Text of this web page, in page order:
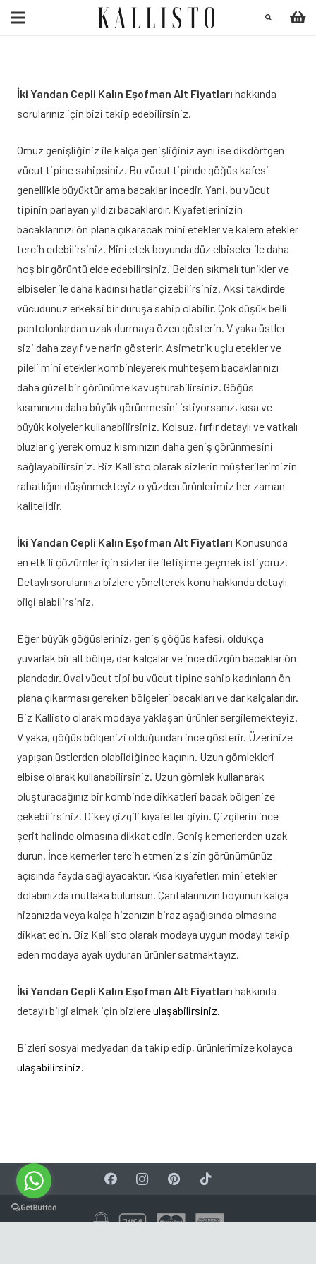
İki Yandan Cepli Kalın Eşofman Alt Fiyatları hakkında
sorularınız için bizi takip edebilirsiniz.
Omuz genişliğiniz ile kalça genişliğiniz aynı ise dikdörtgen
vücut tipine sahipsiniz. Bu vücut tipinde göğüs kafesi
genellikle büyüktür ama bacaklar incedir. Yani, bu vücut
tipinin parlayan yıldızı bacaklardır. Kıyafetlerinizin
bacaklarınızı ön plana çıkaracak mini etekler ve kalem etekler
tercih edebilirsiniz. Mini etek boyunda düz elbiseler ile daha
hoş bir görüntü elde edebilirsiniz. Belden sıkmalı tunikler ve
elbiseler ile daha kadınsı hatlar çizebilirsiniz. Aksi takdirde
vücudunuz erkeksi bir duruşa sahip olabilir. Çok düşük belli
pantolonlardan uzak durmaya özen gösterin. V yaka üstler
sizi daha zayıf ve narin gösterir. Asimetrik uçlu etekler ve
pileli mini etekler kombinleyerek muhteşem bacaklarınızı
daha güzel bir görünüme kavuşturabilirsiniz. Göğüs
kısmınızın daha büyük görünmesini istiyorsanız, kısa ve
büyük kolyeler kullanabilirsiniz. Kolsuz, fırfır detaylı ve vatkalı
bluzlar giyerek omuz kısmınızın daha geniş görünmesini
sağlayabilirsiniz. Biz Kallisto olarak sizlerin müşterilerimizin
rahatlığını düşünmekteyiz o yüzden ürünlerimiz her zaman
kalitelidir.
İki Yandan Cepli Kalın Eşofman Alt Fiyatları Konusunda
en etkili çözümler için sizler ile iletişime geçmek istiyoruz.
Detaylı sorularınızı bizlere yönelterek konu hakkında detaylı
bilgi alabilirsiniz.
Eğer büyük göğüsleriniz, geniş göğüs kafesi, oldukça
yuvarlak bir alt bölge, dar kalçalar ve ince düzgün bacaklar ön
plandadır. Oval vücut tipi bu vücut tipine sahip kadınların ön
plana çıkarması gereken bölgeleri bacakları ve dar kalçalarıdır.
Biz Kallisto olarak modaya yaklaşan ürünler sergilemekteyiz.
V yaka, göğüs bölgenizi olduğundan ince gösterir. Üzerinize
yapışan üstlerden olabildiğince kaçının. Uzun gömlekleri
elbise olarak kullanabilirsiniz. Uzun gömlek kullanarak
oluşturacağınız bir kombinde dikkatleri bacak bölgenize
çekebilirsiniz. Dikey çizgili kıyafetler giyin. Çizgilerin ince
şerit halinde olmasına dikkat edin. Geniş kemerlerden uzak
durun. İnce kemerler tercih etmeniz sizin görünümünüz
açısında fayda sağlayacaktır. Kısa kıyafetler, mini etekler
dolabınızda mutlaka bulunsun. Çantalarınızın boyunun kalça
hizanızda veya kalça hizanızın biraz aşağısında olmasına
dikkat edin. Biz Kallisto olarak modaya uygun modayı takip
eden modaya ayak uyduran ürünler satmaktayız.
İki Yandan Cepli Kalın Eşofman Alt Fiyatları hakkında
detaylı bilgi almak için bizlereulaşabilirsiniz.
Bizleri sosyal medyadan da takip edip, ürünlerimize kolayca
ulaşabilirsiniz.